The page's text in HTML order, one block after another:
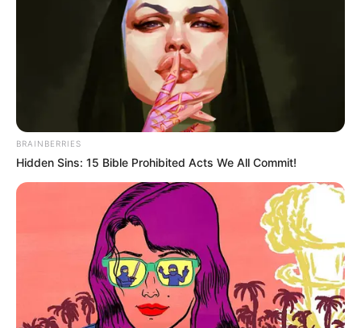
BRAINBERRIES
Hidden Sins: 15 Bible Prohibited Acts We All Commit!